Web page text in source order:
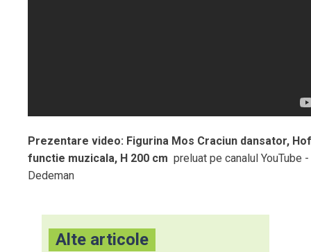
Prezentare video: Figurina Mos Craciun dansator,
functie muzicala, H 200 cm preluat pe canalul YouTube -
Dedeman
Alte articole